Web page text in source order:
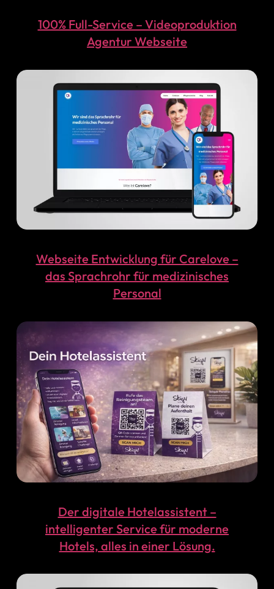
100% Full-Service – Videoproduktion
Agentur Webseite
Webseite Entwicklung für Carelove –
das Sprachrohr für medizinisches
Personal
Der digitale Hotelassistent –
intelligenter Service für moderne
Hotels, alles in einer Lösung.